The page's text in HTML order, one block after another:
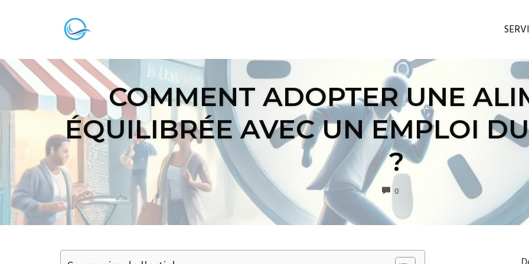
COMMENT ADOPTER UNE
ÉQUILIBRÉE AVEC UN EMPLOI
?
0COMMENTS